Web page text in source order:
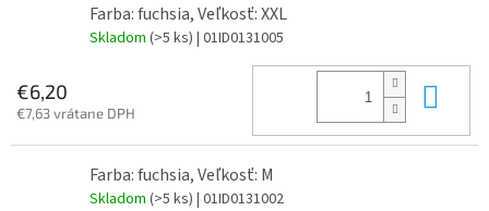
Farba: fuchsia, Veľkosť: XXL
Skladom (>5 ks) | 01ID0131005
€6,20
€7,63 vrátane DPH
Farba: fuchsia, Veľkosť: M
Skladom (>5 ks) | 01ID0131002